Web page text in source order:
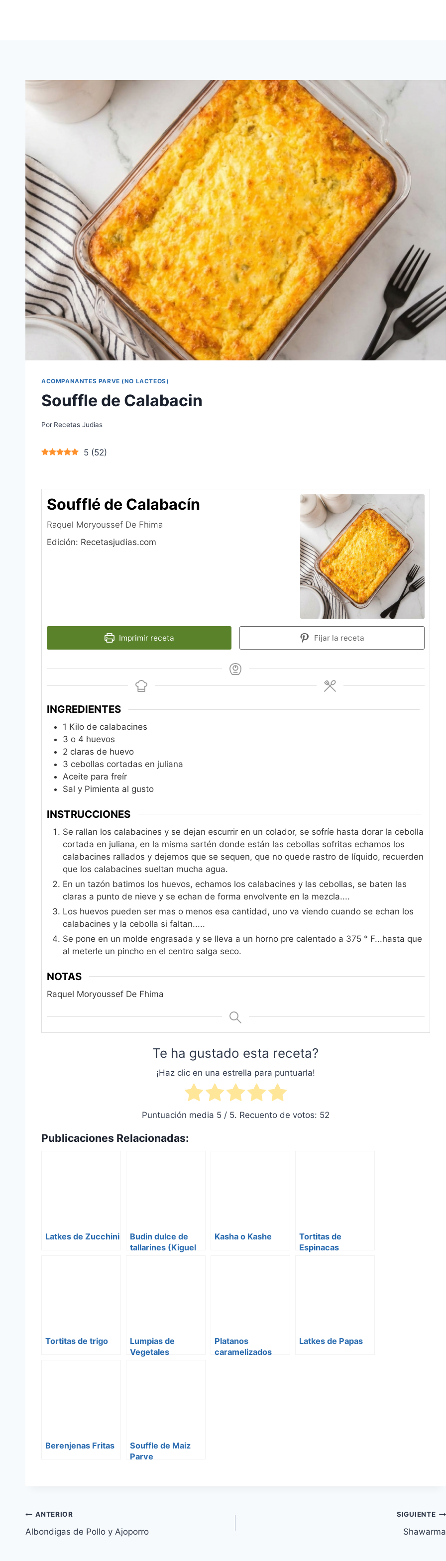
ACOMPANANTES PARVE (NO LACTEOS)
Souffle de Calabacin
Por Recetas Judias
5 (52)
Soufflé de Calabacín
Raquel Moryoussef De Fhima
Edición: Recetasjudias.com
Imprimir receta Fijar la receta
INGREDIENTES
1 Kilo de calabacines
3 o 4 huevos
2 claras de huevo
3 cebollas cortadas en juliana
Aceite para freír
Sal y Pimienta al gusto
INSTRUCCIONES
Se rallan los calabacines y se dejan escurrir en un colador, se sofríe hasta dorar la cebolla
cortada en juliana, en la misma sartén donde están las cebollas sofritas echamos los
calabacines rallados y dejemos que se sequen, que no quede rastro de líquido, recuerden
que los calabacines sueltan mucha agua.
En un tazón batimos los huevos, echamos los calabacines y las cebollas, se baten las
claras a punto de nieve y se echan de forma envolvente en la mezcla....
Los huevos pueden ser mas o menos esa cantidad, uno va viendo cuando se echan los
calabacines y la cebolla si faltan.....
Se pone en un molde engrasada y se lleva a un horno pre calentado a 375 ° F...hasta que
al meterle un pincho en el centro salga seco.
NOTAS
Raquel Moryoussef De Fhima
Te ha gustado esta receta?
¡Haz clic en una estrella para puntuarla!
Puntuación media 5/ 5. Recuento de votos: 52
Publicaciones Relacionadas:
Latkes de Zucchini
Budin dulce de
tallarines (Kiguel
Kasha o Kashe
Tortitas de
Espinacas
Tortitas de trigo
Lumpias de
Vegetales
Platanos
caramelizados
Latkes de Papas
Berenjenas Fritas
Souffle de Maiz
Parve
Navegación
de
ANTERIOR
Albondigas de Pollo y Ajoporro
SIGUIENTE
Shawarma